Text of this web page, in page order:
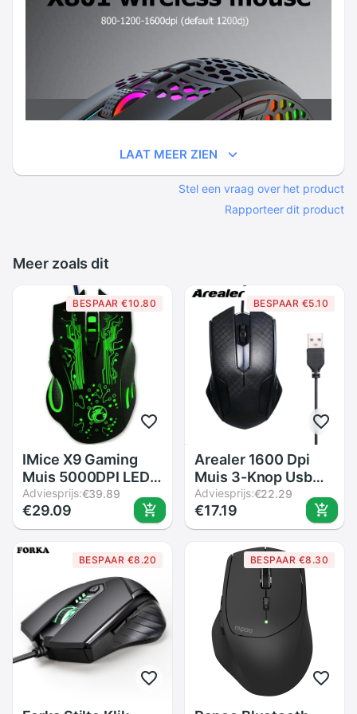
LAAT MEER ZIEN
Stel een vraag over het product
Rapporteer dit product
Meer zoals dit
BESPAAR €10.80
IMice X9 Gaming
Muis 5000DPI LED
Optical USB Wired
Gamer Mouse
Computer Muizen
PC Laptop
Professionele
Ergonomische
Game Mause
Adviesprijs:€39.89
€29.09
BESPAAR €5.10
Arealer 1600 Dpi
Muis 3-Knop Usb
Optische Gaming
Muis Met 1.1M Cord
Muizen Compatibel
Voor Windows
7/8/10/Xp Macos
Adviesprijs:€22.29
€17.19
BESPAAR €8.20 BESPAAR €8.30